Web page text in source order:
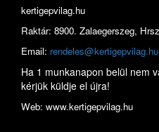
kertigepvilag.hu
Raktár: 8900. Zalaegerszeg,
Email: rendeles@kertigepvilag.hu
Ha 1 munkanapon belül nem
kérjük küldje el újra!
Web: www.kertigepvilag.hu